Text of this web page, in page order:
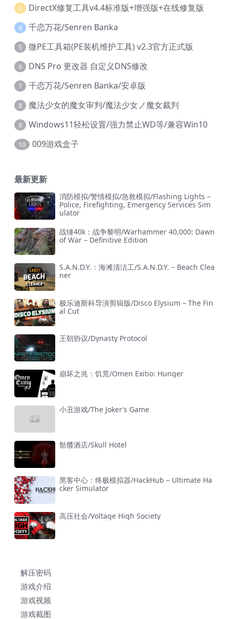
3 DirectX修复工具v4.4标准版+增强版+在线修复版
4 千恋万花/Senren Banka
5 微PE工具箱(PE装机维护工具) v2.3官方正式版
6 DNS Pro 更改器 自定义DNS修改
7 千恋万花/Senren Banka/安卓版
8 魔法少女的魔女审判/魔法少女ノ魔女裁判
9 Windows11轻松设置/强力禁止WD等/兼容Win10
10 009游戏盒子
最新更新
消防模拟/警情模拟/急救模拟/Flashing Lights –
Police, Firefighting, Emergency Services Sim
ulator
战锤40k：战争黎明/Warhammer 40,000: Dawn
of War – Definitive Edition
S.A.N.D.Y.：海滩清洁工/S.A.N.D.Y. – Beach Clea
ner
极乐迪斯科导演剪辑版/Disco Elysium – The Fin
al Cut
王朝协议/Dynasty Protocol
崩坏之兆：饥荒/Omen Exitio: Hunger
小丑游戏/The Joker’s Game
骷髅酒店/Skull Hotel
黑客中心：终极模拟器/HackHub – Ultimate Ha
cker Simulator
高压社会/Voltage High Society
解压密码
游戏介绍
游戏视频
游戏截图